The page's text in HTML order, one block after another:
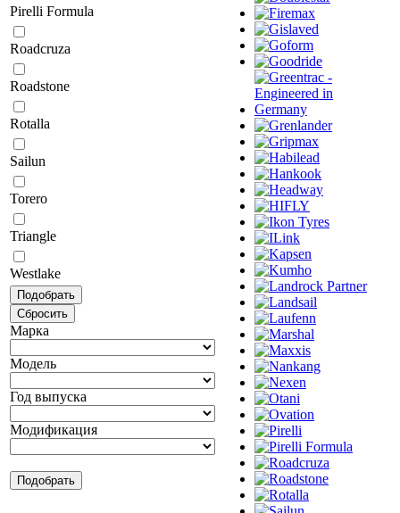
Pirelli Formula
Roadcruza
Roadstone
Rotalla
Sailun
Torero
Triangle
Westlake
Марка
Модель
Год выпуска
Модификация